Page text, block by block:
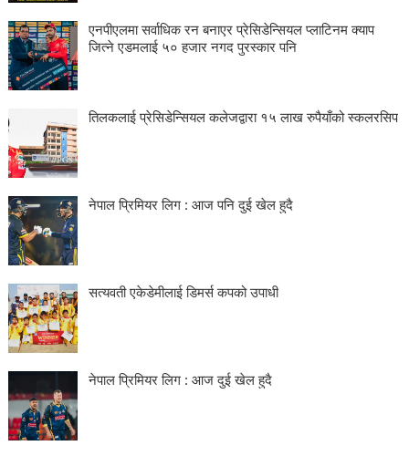
एनपीएलमा सर्वाधिक रन बनाएर प्रेसिडेन्सियल प्लाटिनम क्याप
जित्ने एडमलाई ५० हजार नगद पुरस्कार पनि
तिलकलाई प्रेसिडेन्सियल कलेजद्वारा १५ लाख रुपैयाँको स्कलरसिप
नेपाल प्रिमियर लिग : आज पनि दुई खेल हुदै
सत्यवती एकेडेमीलाई डिमर्स कपको उपाधी
नेपाल प्रिमियर लिग : आज दुई खेल हुदै